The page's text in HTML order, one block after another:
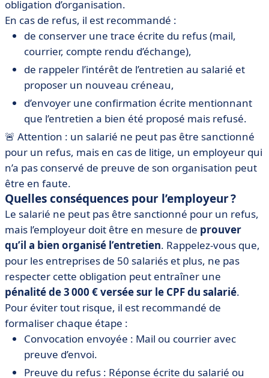
obligation d’organisation.
En cas de refus, il est recommandé :
de conserver une trace écrite du refus (mail,
courrier, compte rendu d’échange),
de rappeler l’intérêt de l’entretien au salarié et
proposer un nouveau créneau,
d’envoyer une confirmation écrite mentionnant
que l’entretien a bien été proposé mais refusé.
🚨 Attention : un salarié ne peut pas être sanctionné
pour un refus, mais en cas de litige, un employeur qui
n’a pas conservé de preuve de son organisation peut
être en faute.
Quelles conséquences pour l’employeur ?
Le salarié ne peut pas être sanctionné pour un refus,
mais l’employeur doit être en mesure de prouver
qu’il a bien organisé l’entretien. Rappelez-vous que,
pour les entreprises de 50 salariés et plus, ne pas
respecter cette obligation peut entraîner une
pénalité de 3 000 € versée sur le CPF du salarié.
Pour éviter tout risque, il est recommandé de
formaliser chaque étape :
Convocation envoyée : Mail ou courrier avec
preuve d’envoi.
Preuve du refus : Réponse écrite du salarié ou